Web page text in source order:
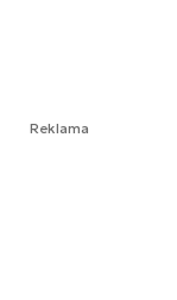
Reklama